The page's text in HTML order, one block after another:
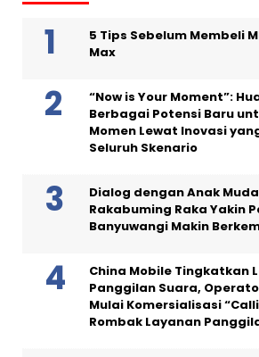
5 Tips Sebelum Membeli
Max
“Now is Your Moment”:
Berbagai Potensi Baru
Momen Lewat Inovasi
Seluruh Skenario
Dialog dengan Anak
Rakabuming Raka Yakin
Banyuwangi Makin
China Mobile Tingkatkan
Panggilan Suara,
Mulai Komersialisasi
Rombak Layanan